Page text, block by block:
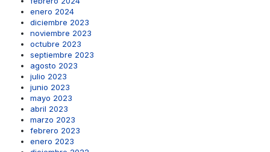
enero 2024
diciembre 2023
noviembre 2023
octubre 2023
septiembre 2023
agosto 2023
julio 2023
junio 2023
mayo 2023
abril 2023
marzo 2023
febrero 2023
enero 2023